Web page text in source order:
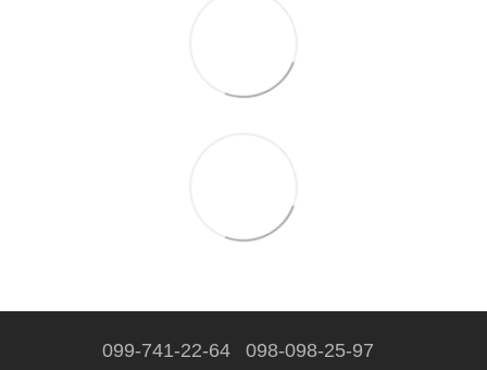
099-741-22-64 098-098-25-97